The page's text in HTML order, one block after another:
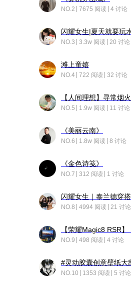
NO.2 7675 阅读 4 讨论
NO.3 3.3w 阅读 20 讨论
滩上童嬉
NO.4 722 阅读 32 讨论
【人间理想】寻常烟火
NO.5 1.9w 阅读 11 讨论
《美丽云南》
NO.6 1.8w 阅读 8 讨论
《金色诗笺》
NO.7 312 阅读 1 讨论
闪耀女生｜泰兰德穿搭
NO.8 4994 阅读 21 讨论
NO.9 498 阅读 4 讨论
NO.10 1353 阅读 5 讨论